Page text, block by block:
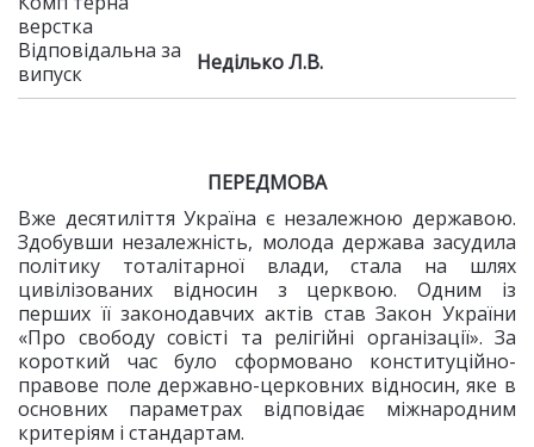
верстка
Відповідальна за
випуск
Неділько Л.В.
ПЕРЕДМОВА
Вже десятиліття Україна є незалежною державою.
Здобувши незалежність, молода держава засудила
політику тоталітарної влади, стала на шлях
цивілізованих відносин з церквою. Одним із
перших її законодавчих актів став Закон України
«Про свободу совісті та релігійні організації». За
короткий час було сформовано конституційно-
правове поле державно-церковних відносин, яке в
основних параметрах відповідає міжнародним
критеріям і стандартам.